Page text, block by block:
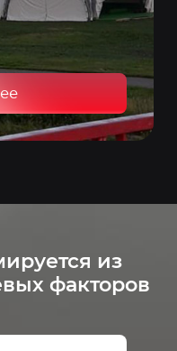
из
факторов